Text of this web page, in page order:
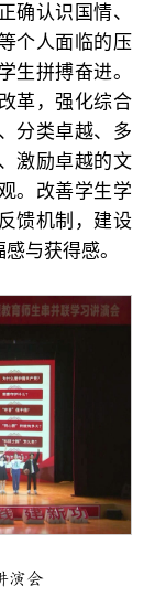
确认识国情、
个人面临的压
生拼搏奋进。
革，强化综合
分类卓越、多
激励卓越的文
。改善学生学
馈机制，建设
与获得感。
演会